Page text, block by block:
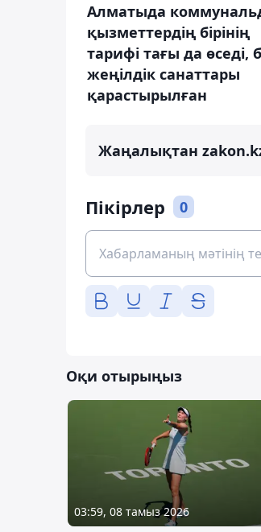
Алматыда
қызметтердің бірінің
тарифі тағы да өседі,
жеңілдік санаттары
қарастырылған
Жаңалықтан
Пікірлер 0
Оқи отырыңыз
03:59, 08 тамыз 2026